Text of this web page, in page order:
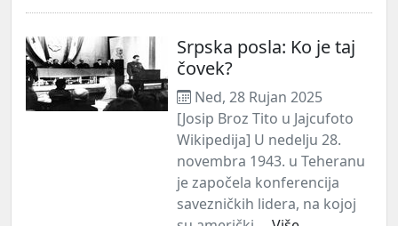
Srpska posla: Ko je taj
čovek?
Ned, 28 Rujan 2025
[Josip Broz Tito u Jajcufoto
Wikipedija] U nedelju 28.
novembra 1943. u Teheranu
je započela konferencija
savezničkih lidera, na kojoj